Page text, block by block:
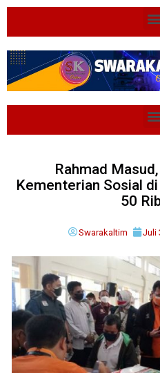
Rahmad
Kementerian Sosial
50
Swarakaltim Juli